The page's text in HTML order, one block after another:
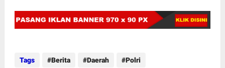
Tags Berita Daerah Polri